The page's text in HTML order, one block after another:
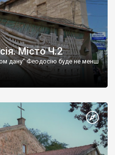
Місто Ч.2
дану" Феодосію буде не менш